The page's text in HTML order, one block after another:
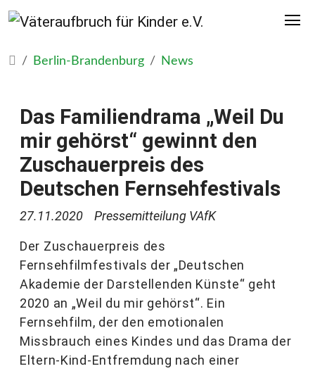
Berlin-Brandenburg News
Das Familiendrama „Weil Du
mir gehörst“ gewinnt den
Zuschauerpreis des
Deutschen Fernsehfestivals
27.11.2020 Pressemitteilung VAfK
Der Zuschauerpreis des
Fernsehfilmfestivals der „Deutschen
Akademie der Darstellenden Künste“ geht
2020 an „Weil du mir gehörst“. Ein
Fernsehfilm, der den emotionalen
Missbrauch eines Kindes und das Drama der
Eltern-Kind-Entfremdung nach einer